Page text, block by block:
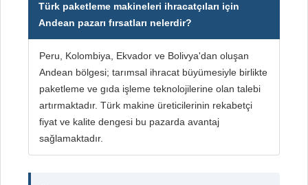
Türk paketleme makineleri ihracatçıları için
Andean pazarı fırsatları nelerdir?
Peru, Kolombiya, Ekvador ve Bolivya'dan oluşan
Andean bölgesi; tarımsal ihracat büyümesiyle birlikte
paketleme ve gıda işleme teknolojilerine olan talebi
artırmaktadır. Türk makine üreticilerinin rekabetçi
fiyat ve kalite dengesi bu pazarda avantaj
sağlamaktadır.